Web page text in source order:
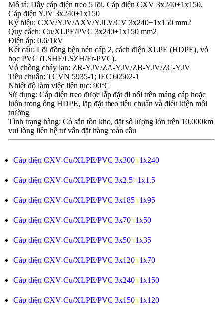
Mô tả: Dây cáp điện treo 5 lõi. Cáp điện CXV 3x240+1x150,
Cáp điện YJV 3x240+1x150
Ký hiệu: CXV/YJV/AXV/YJLV/CV 3x240+1x150 mm2
Quy cách: Cu/XLPE/PVC 3x240+1x150 mm2
Điện áp: 0.6/1kV
Kết cấu: Lõi đồng bện nén cấp 2, cách điện XLPE (HDPE), vỏ
bọc PVC (LSHF/LSZH/Fr-PVC).
Vỏ chống cháy lan: ZR-YJV/ZA-YJV/ZB-YJV/ZC-YJV
Tiêu chuẩn: TCVN 5935-1; IEC 60502-1
Nhiệt độ làm việc liên tục: 90°C
Sử dụng: Cáp điện treo được lắp đặt đi nổi trên máng cáp hoặc
luồn trong ống HDPE, lắp đặt theo tiêu chuẩn và điều kiện môi
trường
Tình trạng hàng: Có sẵn tồn kho, đặt số lượng lớn trên 10.000km
vui lòng liên hệ tư vấn đặt hàng toàn cầu
Cáp điện CXV-Cu/XLPE/PVC 3x300+1x240
Cáp điện CXV-Cu/XLPE/PVC 3x2.5+1x1.5
Cáp điện CXV-Cu/XLPE/PVC 3x185+1x95
Cáp điện CXV-Cu/XLPE/PVC 3x70+1x50
Cáp điện CXV-Cu/XLPE/PVC 3x50+1x35
Cáp điện CXV-Cu/XLPE/PVC 3x120+1x70
Cáp điện CXV-Cu/XLPE/PVC 3x240+1x150
Cáp điện CXV-Cu/XLPE/PVC 3x150+1x120